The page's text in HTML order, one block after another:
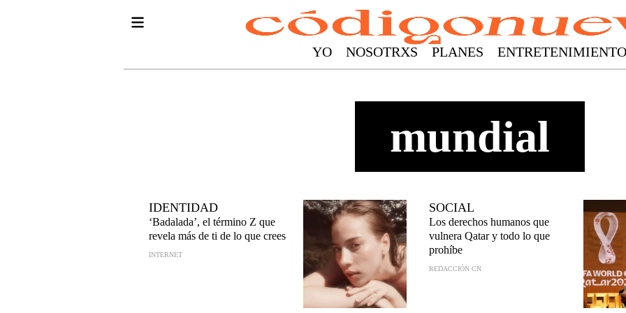
YO NOSOTRXS PLANES ENTRETENIMIENTO
mundial
IDENTIDAD
‘Badalada’, el término Z que
revela más de ti de lo que crees
INTERNET
SOCIAL
Los derechos humanos que
vulnera Qatar y todo lo que
prohíbe
REDACCIÓN CN